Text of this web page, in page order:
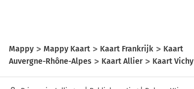
Mappy Mappy Kaart Kaart Frankrijk
Kaart
Auvergne-Rhône-Alpes
Kaart Allier Kaart Vichy